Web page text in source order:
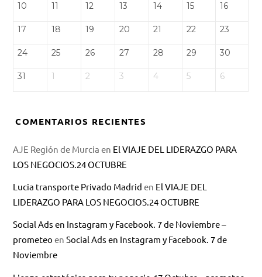
10 11 12 13 14 15 16
17 18 19 20 21 22 23
24 25 26 27 28 29 30
31 1 2 3 4 5 6
COMENTARIOS RECIENTES
AJE Región de Murcia en El VIAJE DEL LIDERAZGO PARA
LOS NEGOCIOS.24 OCTUBRE
Lucia transporte Privado Madrid en El VIAJE DEL
LIDERAZGO PARA LOS NEGOCIOS.24 OCTUBRE
Social Ads en Instagram y Facebook. 7 de Noviembre –
prometeo enSocial Ads en Instagram y Facebook. 7 de
Noviembre